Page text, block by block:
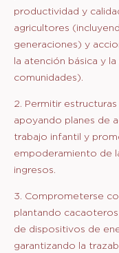
productividad y
agricultores
generaciones) y
la atención básica y
comunidades).
2. Permitir
apoyando planes de
trabajo infantil y
empoderamiento de
ingresos.
3. Comprometerse
plantando
de dispositivos de
garantizando la